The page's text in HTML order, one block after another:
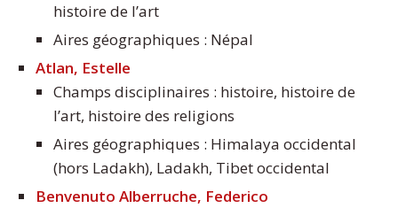
histoire de l’art
Aires géographiques : Népal
Atlan, Estelle
Champs disciplinaires : histoire, histoire de
l’art, histoire des religions
Aires géographiques : Himalaya occidental
(hors Ladakh), Ladakh, Tibet occidental
Benvenuto Alberruche, Federico